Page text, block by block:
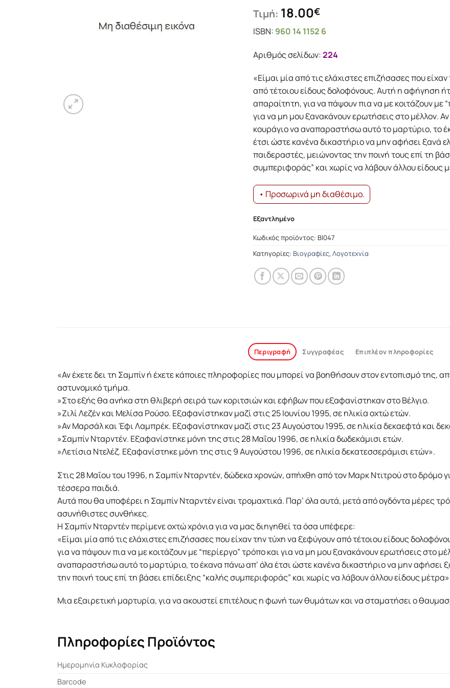
Τιμή: 18.00€
ISBN: 960 14 1152 6
Αριθμός σελίδων:224
«Είμαι μία από τις ελάχιστες επιζήσασες που
από τέτοιου είδους δολοφόνους. Αυτή η αφήγηση
απαραίτητη, για να πάψουν πια να με κοιτάζουν με
για να μη μου ξανακάνουν ερωτήσεις στο μέλλον.
κουράγιο να αναπαραστήσω αυτό το μαρτύριο, το
έτσι ώστε κανένα δικαστήριο να μην αφήσει ξανά
παιδεραστές, μειώνοντας την ποινή τους επί τη
συμπεριφοράς” και χωρίς να λάβουν άλλου είδους
• Προσωρινά μη διαθέσιμο.
Εξαντλημένο
Κωδικός προϊόντος:ΒΙ047
Κατηγορίες: Βιογραφίες,Λογοτεχνία
Περιγραφή Συγγραφέας Επιπλέον πληροφορίες
«Αν έχετε δει τη Σαμπίν ή έχετε κάποιες πληροφορίες που μπορεί να βοηθήσουν στον εντοπισμό της,
αστυνομικό τμήμα.
»Στο εξής θα ανήκα στη θλιβερή σειρά των κοριτσιών και εφήβων που εξαφανίστηκαν στο Βέλγιο.
»Ζιλί Λεζέν και Μελίσα Ρούσο. Εξαφανίστηκαν μαζί στις 25 Ιουνίου 1995, σε ηλικία οχτώ ετών.
»Αν Μαρσάλ και Έφι Λαμπρέκ. Εξαφανίστηκαν μαζί στις 23 Αυγούστου 1995, σε ηλικία δεκαεφτά και
»Σαμπίν Νταρντέν. Εξαφανίστηκε μόνη της στις 28 Μαΐου 1996, σε ηλικία δωδεκάμισι ετών.
»Λετίσια Ντελέζ. Εξαφανίστηκε μόνη της στις 9 Αυγούστου 1996, σε ηλικία δεκατεσσεράμισι ετών».
Στις 28 Mαΐου του 1996, η Σαμπίν Nταρντέν, δώδεκα χρονών, απήχθη από τον Mαρκ Nτιτρού στο δρόμο
τέσσερα παιδιά.
Aυτά που θα υποφέρει η Σαμπίν Nταρντέν είναι τρομαχτικά. Παρ’ όλα αυτά, μετά από ογδόντα μέρες
ασυνήθιστες συνθήκες.
H Σαμπίν Nταρντέν περίμενε οχτώ χρόνια για να μας διηγηθεί τα όσα υπέφερε:
«Είμαι μία από τις ελάχιστες επιζήσασες που είχαν την τύχη να ξεφύγουν από τέτοιου είδους
για να πάψουν πια να με κοιτάζουν με “περίεργο” τρόπο και για να μη μου ξανακάνουν ερωτήσεις στο
αναπαραστήσω αυτό το μαρτύριο, το έκανα πάνω απ’ όλα έτσι ώστε κανένα δικαστήριο να μην αφήσει
την ποινή τους επί τη βάσει επίδειξης “καλής συμπεριφοράς” και χωρίς να λάβουν άλλου είδους
Mια εξαιρετική μαρτυρία, για να ακουστεί επιτέλους η φωνή των θυμάτων και να σταματήσει ο
Πληροφορίες Προϊόντος
Ημερομηνία Κυκλοφορίας
Barcode